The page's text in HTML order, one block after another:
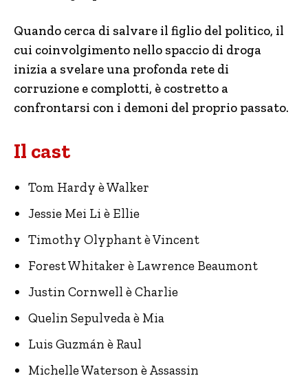
Quando cerca di salvare il figlio del politico, il
cui coinvolgimento nello spaccio di droga
inizia a svelare una profonda rete di
corruzione e complotti, è costretto a
confrontarsi con i demoni del proprio passato.
Il cast
Tom Hardy è Walker
Jessie Mei Li è Ellie
Timothy Olyphant è Vincent
Forest Whitaker è Lawrence Beaumont
Justin Cornwell è Charlie
Quelin Sepulveda è Mia
Luis Guzmán è Raul
Michelle Waterson è Assassin